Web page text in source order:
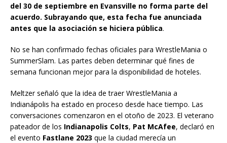
del 30 de septiembre en Evansville no forma parte del
acuerdo. Subrayando que, esta fecha fue anunciada
antes que la asociación se hiciera pública.
No se han confirmado fechas oficiales para WrestleMania o
SummerSlam. Las partes deben determinar qué fines de
semana funcionan mejor para la disponibilidad de hoteles.
Meltzer señaló que la idea de traer WrestleMania a
Indianápolis ha estado en proceso desde hace tiempo. Las
conversaciones comenzaron en el otoño de 2023. El veterano
pateador de los Indianapolis Colts, Pat McAfee, declaró en
el evento Fastlane 2023 que la ciudad merecía un